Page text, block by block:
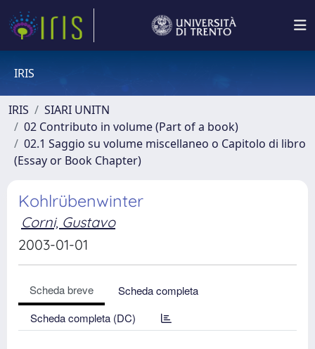
IRIS
IRIS
SIARI UNITN
02 Contributo in volume (Part of a book)
02.1 Saggio su volume miscellaneo o Capitolo di libro
(Essay or Book Chapter)
Kohlrübenwinter
Corni, Gustavo
2003-01-01
Scheda breve
Scheda completa
Scheda completa (DC)